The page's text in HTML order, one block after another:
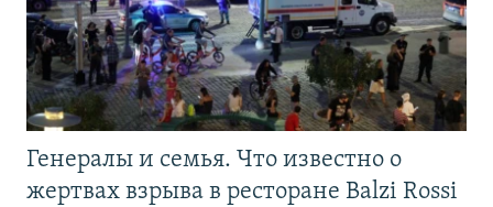
Генералы и семья. Что известно о
жертвах взрыва в ресторане Balzi Rossi